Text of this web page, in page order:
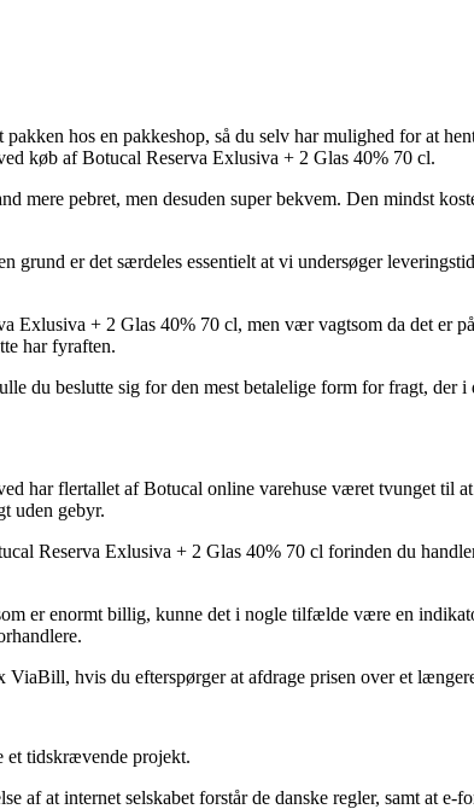
hos en pakkeshop, så du selv har mulighed for at
køb af Botucal Reserva Exlusiva + 2 Glas 40% 70 cl.
mere pebret, men desuden super bekvem. Den mindst
er det særdeles essentielt at vi undersøger
Exlusiva + 2 Glas 40% 70 cl, men vær vagtsom da det er
har fyraften.
du beslutte sig for den mest betalelige form for fragt, der
har flertallet af Botucal online varehuse været tvunget til
uden gebyr.
Reserva Exlusiva + 2 Glas 40% 70 cl forinden du
er enormt billig, kunne det i nogle tilfælde være en
hvis du efterspørger at afdrage prisen over et
et tidskrævende projekt.
af at internet selskabet forstår de danske regler, samt at e-